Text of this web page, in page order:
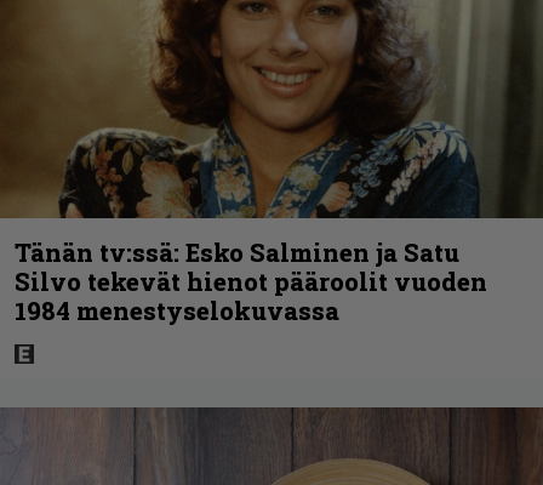
Tänän tv:ssä: Esko Salminen ja Satu
Silvo tekevät hienot pääroolit vuoden
1984 menestyselokuvassa